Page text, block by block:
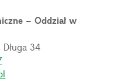
– Oddział w
34